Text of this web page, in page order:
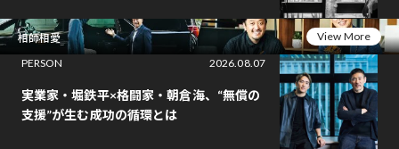
相師相愛
View More
PERSON
2026.08.07
実業家・堀鉄平×格闘家・朝倉海、“無償の
支援”が生む成功の循環とは